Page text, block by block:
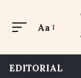
Aa
EDITORIAL